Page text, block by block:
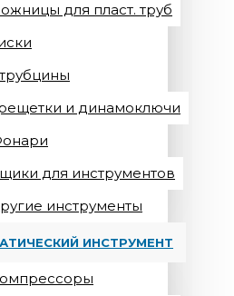
для пласт. труб
и динамоключи
для инструментов
инструменты
ИНСТРУМЕНТ